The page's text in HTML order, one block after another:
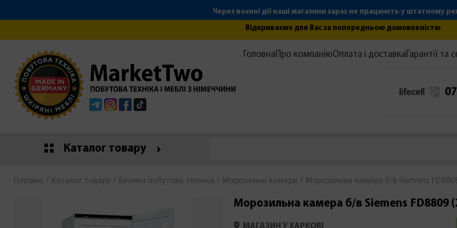
Через воєнні дії наші магазини зараз не працюють у штатному
Відкриваємо для Вас за попередньою домовленістю
TelegramInstagramFacebook
ГоловнаПро компаніюОплата і доставкаГарантії та
Каталог товару
Головна Каталог товару Велика побутова техніка Морозильні камери Морозильна камера б/в Siemens
Морозильна камера б/в Siemens FD8809